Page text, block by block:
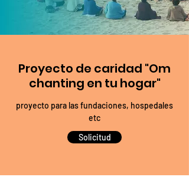
Proyecto de caridad "Om
chanting en tu hogar"
proyecto para las fundaciones, hospedales
etc
Solicitud